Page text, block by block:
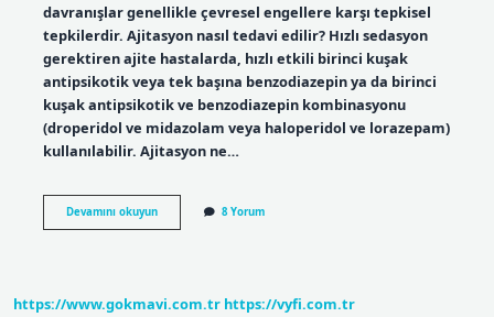
davranışlar genellikle çevresel engellere karşı tepkisel
tepkilerdir. Ajitasyon nasıl tedavi edilir? Hızlı sedasyon
gerektiren ajite hastalarda, hızlı etkili birinci kuşak
antipsikotik veya tek başına benzodiazepin ya da birinci
kuşak antipsikotik ve benzodiazepin kombinasyonu
(droperidol ve midazolam veya haloperidol ve lorazepam)
kullanılabilir. Ajitasyon ne…
Devamını okuyunAjitasyon
Yaşlılarda
8 Yorum
https://www.gokmavi.com.tr https://vyfi.com.tr